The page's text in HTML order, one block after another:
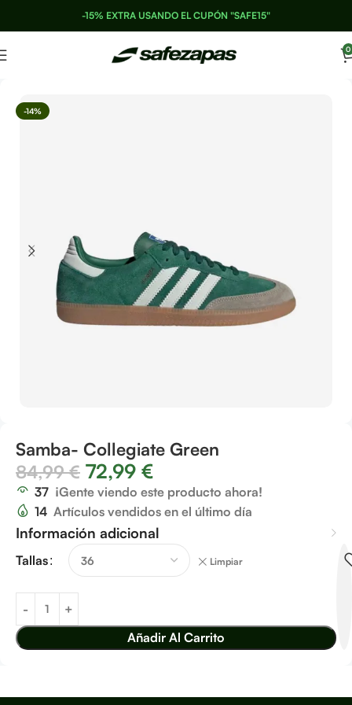
-15% EXTRA USANDO EL CUPÓN "SAFE15"
0
-14%
Samba- Collegiate Green
84,99€ 72,99 €
37 ¡Gente viendo este producto ahora!
14 Artículos vendidos en el último día
Información adicional
Tallas Limpiar
Añadir Al Carrito